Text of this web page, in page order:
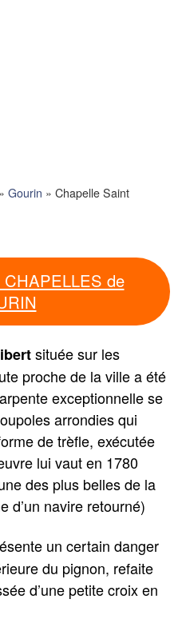
» Gourin » Chapelle Saint
de
située sur les
proche de la ville a été
exceptionnelle se
arrondies qui
de trèfle, exécutée
lui vaut en 1780
des plus belles de la
d’un navire retourné)
un certain danger
du pignon, refaite
d’une petite croix en